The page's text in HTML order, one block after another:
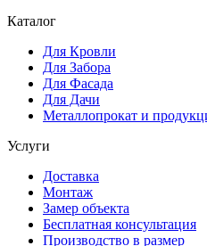
Каталог
Для Кровли
Для Забора
Для Фасада
Для Дачи
Металлопрокат и
Услуги
Доставка
Монтаж
Замер объекта
Бесплатная консультация
Производство в размер